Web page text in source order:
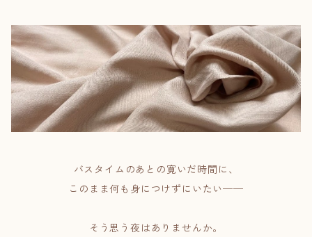
バスタイムのあとの寛いだ時間に、
このまま何も身につけずにいたい──
そう思う夜はありませんか。